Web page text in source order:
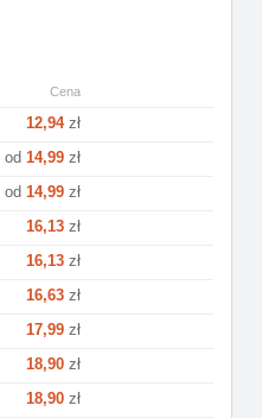
Cena
12,94zł
od 14,99zł
od 14,99zł
16,13zł
16,13zł
16,63zł
17,99zł
18,90zł
18,90zł